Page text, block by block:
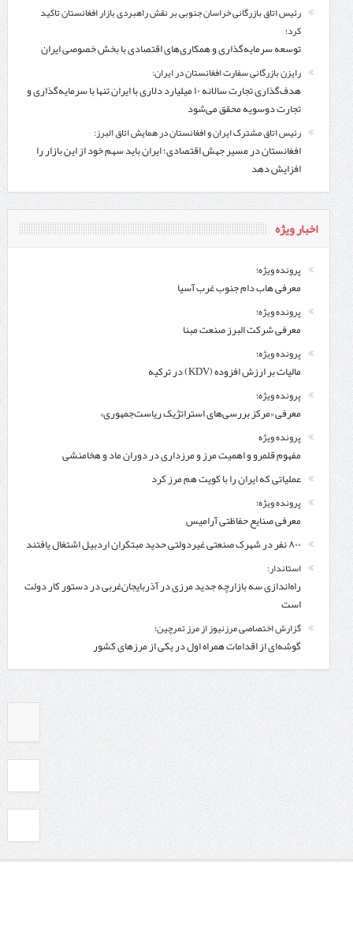
رئیس اتاق بازرگانی خراسان جنوبی بر نقش راهبردی بازار افغانستان تاکید
کرد؛
توسعه سرمایه‌گذاری و همکاری‌های اقتصادی با بخش خصوصی ایران
رایزن بازرگانی سفارت افغانستان در ایران:
هدف‌گذاری تجارت سالانه ۱۰ میلیارد دلاری با ایران تنها با سرمایه‌گذاری و
تجارت دوسویه محقق می‌شود
رئیس اتاق مشترک ایران و افغانستان در همایش اتاق البرز:
افغانستان در مسیر جهش اقتصادی؛ ایران باید سهم خود از این بازار را
افزایش دهد
اخبار ویژه
پرونده ویژه؛
معرفی هاب دام جنوب غرب آسیا
پرونده ویژه؛
معرفی شركت البرز صنعت مبنا
پرونده ویژه؛
مالیات بر ارزش افزوده (KDV) در ترکیه
پرونده ویژه؛
معرفی «مرکز بررسی‌های استراتژیک ریاست‌جمهوری»
پرونده ویژه
مفهوم قلمرو و اهمیت مرز و مرزداری در دوران ماد و هخامنشی
عملیاتی که ایران را با کویت هم مرز کرد
پرونده ویژه؛
معرفی صنایع حفاظتی آرامیس
۸۰۰ نفر در شهرک صنعتی غیردولتی حدید مبتکران اردبیل اشتغال یافتند
استاندار:
راه‌اندازی سه بازارچه جدید مرزی در آذربایجان‌غربی در دستور کار دولت
است
گزارش اختصاصی مرزنیوز از مرز تمرچین؛
گوشه‌ای از اقدامات همراه اول در یکی از مرزهای کشور